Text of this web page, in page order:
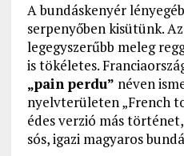
A bundáskenyér
serpenyőben kisütünk.
legegyszerűbb meleg
is tökéletes.
„pain perdu” néven
nyelvterületen „French
édes verzió más
sós, igazi magyaros